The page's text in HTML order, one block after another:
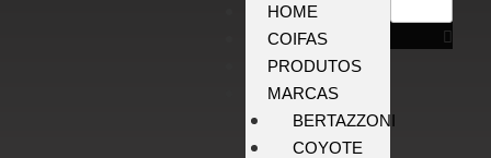
HOME
COIFAS
PRODUTOS
MARCAS
BERTAZZONI
COYOTE